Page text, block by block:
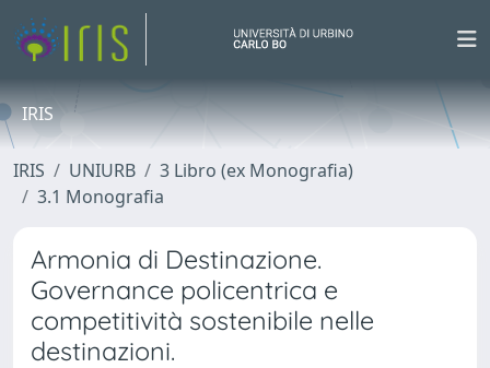
IRIS
IRIS UNIURB
3 Libro (ex Monografia)
3.1 Monografia
Armonia di Destinazione.
Governance policentrica e
competitività sostenibile nelle
destinazioni.